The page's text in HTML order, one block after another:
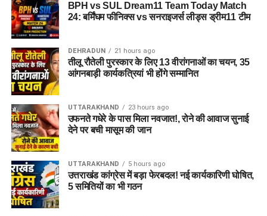
BPH vs SUL Dream11 Team Today Match
24: बर्मिंघम फीनिक्स vs सनराइजर्स लीड्स ड्रीम11 टीम
DEHRADUN 21 hours ago
तीलू रौतेली पुरस्कार के लिए 13 वीरांगनाओं का चयन, 35
आंगनबाड़ी कार्यकत्रियां भी होंगे सम्मानित
UTTARAKHAND 23 hours ago
उफनते गधेरे के पास मिला नवजात!, रोने की आवाज सुनाई
देने पर बची मासूम की जान
UTTARAKHAND 5 hours ago
उत्तराखंड कांग्रेस में बड़ा फेरबदल! नई कार्यकारिणी घोषित,
5 समितियों का भी गठन